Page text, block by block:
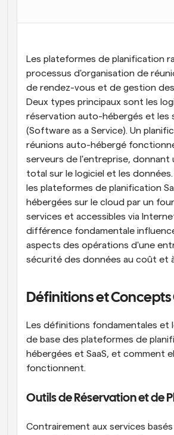
Programmation surpuissante
alimentés par l'IA
Blog
Restez à jour avec les dernières
jour
Réunions instantanées
Rencontrez des clients en
Liens de groupe dynamique
Réservez facilement des réunions
personnes
Webhooks
Soyez informé lorsque quelque
Les plateformes de planification
processus d'organisation de
de rendez-vous et de gestion
Deux types principaux sont les
réservation auto-hébergés et les
(Software as a Service). Un
réunions auto-hébergé
serveurs de l'entreprise, donnant
total sur le logiciel et les données.
les plateformes de planification
hébergées sur le cloud par un
services et accessibles via
différence fondamentale
aspects des opérations d'une
sécurité des données au coût et
Définitions et Concepts
Les définitions fondamentales et
de base des plateformes de
hébergées et SaaS, et comment
fonctionnent.
Outils de Réservation et de
Contrairement aux services